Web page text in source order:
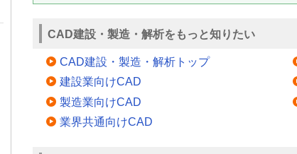
CAD建設・製造・解析をもっと知りたい
CAD建設・製造・解析トップ
建設業向けCAD
製造業向けCAD
業界共通向けCAD